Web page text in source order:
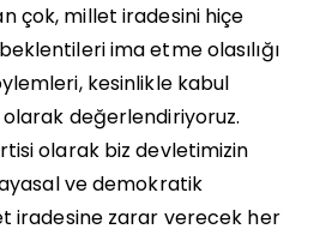
çok, millet iradesini hiçe
ima etme olasılığı
kesinlikle kabul
değerlendiriyoruz.
olarak biz devletimizin
ve demokratik
iradesine zarar verecek her